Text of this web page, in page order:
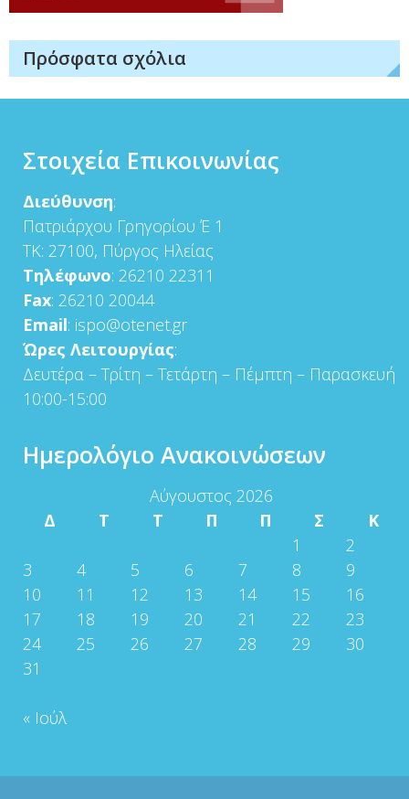
Πρόσφατα σχόλια
Στοιχεία Επικοινωνίας
Διεύθυνση:
Πατριάρχου Γρηγορίου Έ 1
ΤΚ: 27100, Πύργος Ηλείας
Τηλέφωνο: 26210 22311
Fax: 26210 20044
Email: ispo@otenet.gr
Ώρες Λειτουργίας:
Δευτέρα – Τρίτη – Τετάρτη – Πέμπτη – Παρασκευή
10:00-15:00
Ημερολόγιο Ανακοινώσεων
Αύγουστος 2026
Δ
Τ Τ Π Π Σ
Κ
1
2
3
4 5 6 7 8
9
10
11 12 13 14 15
16
17
18 19 20 21 22
23
24
25 26 27 28 29
30
31
« Ιούλ